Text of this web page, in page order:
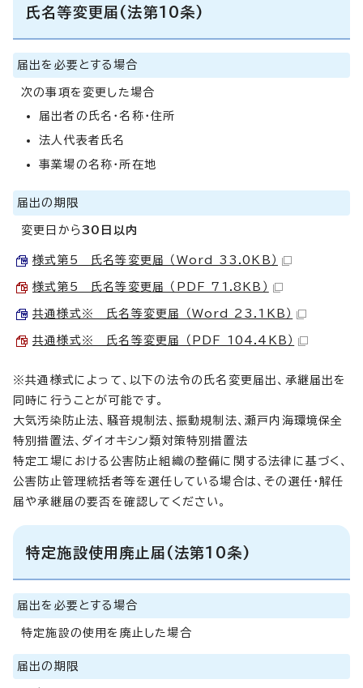
氏名等変更届(法第10条)
届出を必要とする場合
次の事項を変更した場合
届出者の氏名・名称・住所
法人代表者氏名
事業場の名称・所在地
届出の期限
変更日から30日以内
様式第5 氏名等変更届 （Word 33.0KB）
様式第5 氏名等変更届 （PDF 71.8KB）
共通様式※ 氏名等変更届 （Word 23.1KB）
共通様式※ 氏名等変更届 （PDF 104.4KB）
※共通様式によって、以下の法令の氏名変更届出、承継届出を
同時に行うことが可能です。
大気汚染防止法、騒音規制法、振動規制法、瀬戸内海環境保全
特別措置法、ダイオキシン類対策特別措置法
特定工場における公害防止組織の整備に関する法律に基づく、
公害防止管理統括者等を選任している場合は、その選任・解任
届や承継届の要否を確認してください。
特定施設使用廃止届(法第10条)
届出を必要とする場合
特定施設の使用を廃止した場合
届出の期限